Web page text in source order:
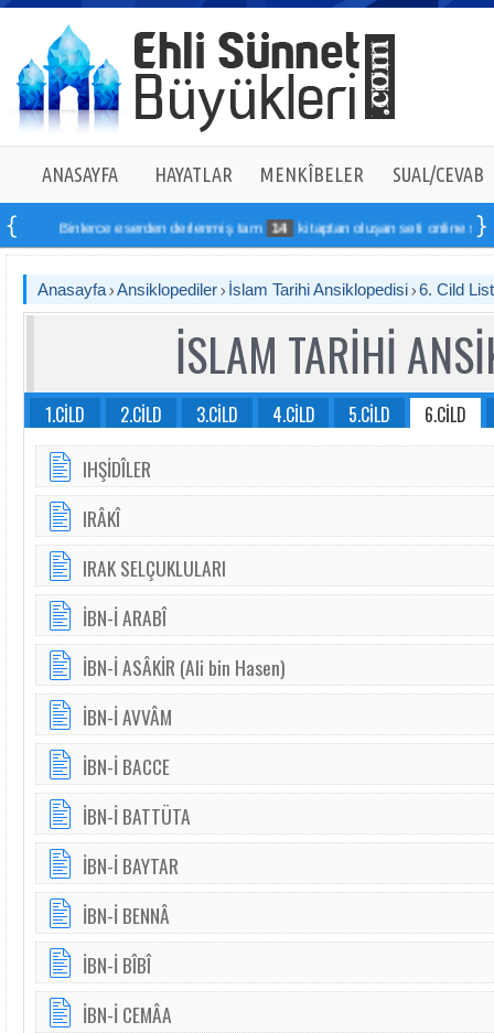
ANASAYFA HAYATLAR MENKÎBELER SUAL/CEVAB
Binlerce eserden derlenmiş tam 14 kitaptan oluşan seti online sipariş
Anasayfa Ansiklopediler İslam Tarihi Ansiklopedisi 6. Cild
İSLAM TARİHİ
1.CİLD 2.CİLD 3.CİLD 4.CİLD 5.CİLD 6.CİLD
IHŞİDÎLER
IRÂKÎ
IRAK SELÇUKLULARI
İBN-İ ARABÎ
İBN-İ ASÂKİR (Ali bin Hasen)
İBN-İ AVVÂM
İBN-İ BACCE
İBN-İ BATTÜTA
İBN-İ BAYTAR
İBN-İ BENNÂ
İBN-İ BÎBÎ
İBN-İ CEMÂA